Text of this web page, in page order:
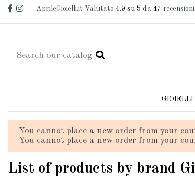
AprileGioielli.it Valutato4.9 su 5 da47 recensioni.
GIOIELLI
You cannot place a new order from your
You cannot place a new order from your
List of products by brand